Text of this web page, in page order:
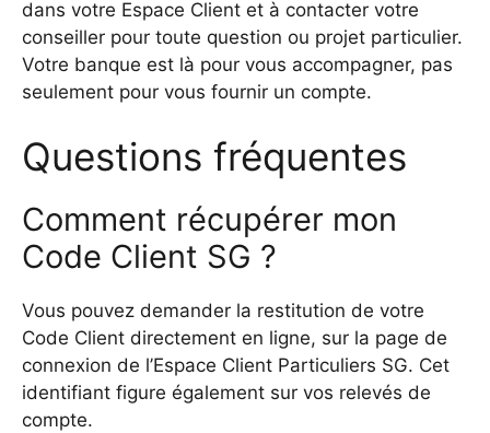
dans votre Espace Client et à contacter votre
conseiller pour toute question ou projet particulier.
Votre banque est là pour vous accompagner, pas
seulement pour vous fournir un compte.
Questions fréquentes
Comment récupérer mon
Code Client SG ?
Vous pouvez demander la restitution de votre
Code Client directement en ligne, sur la page de
connexion de l’Espace Client Particuliers SG. Cet
identifiant figure également sur vos relevés de
compte.